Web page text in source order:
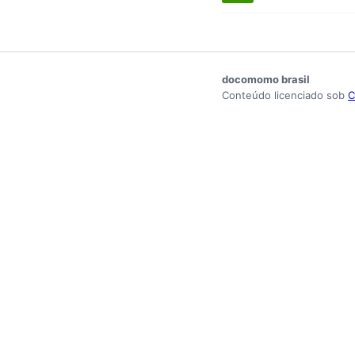
docomomo brasil
Conteúdo licenciado sob